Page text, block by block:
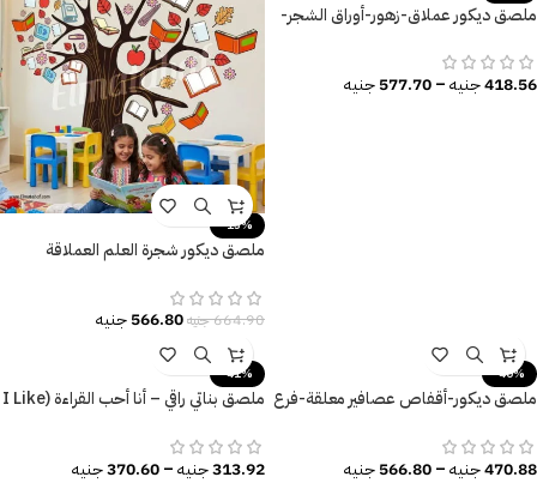
ملصق ديكور عملاق-زهور-أوراق الشجر-
418.56جنيه–
577.70جنيه
-15%
ملصق ديكور شجرة العلم العملاقة
664.90جنيه566.80جنيه
-40%
ملصق ديكور-أقفاص عصافير معلقة-فرع
470.88جنيه–
566.80جنيه
-41%
ملصق بناتي راقي – أنا أحب القراءة (I Like
313.92جنيه–
370.60جنيه